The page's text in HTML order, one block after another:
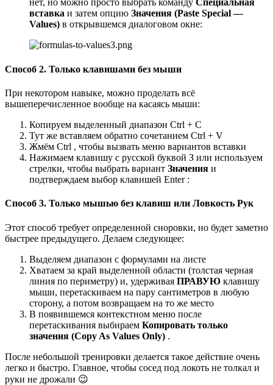
нет, но можно просто выбрать команду Специальная
вставка и затем опцию Значения (Paste Special —
Values) в открывшемся диалоговом окне:
Способ 2. Только клавишами без мыши
При некотором навыке, можно проделать всё
вышеперечисленное вообще на касаясь мыши:
Копируем выделенный диапазон Ctrl + C
Тут же вставляем обратно сочетанием Ctrl + V
Жмём Ctrl , чтобы вызвать меню вариантов вставки
Нажимаем клавишу с русской буквой З или используем
стрелки, чтобы выбрать вариант Значения и
подтверждаем выбор клавишей Enter :
Способ 3. Только мышью без клавиш или Ловкость Рук
Этот способ требует определенной сноровки, но будет заметно
быстрее предыдущего. Делаем следующее:
Выделяем диапазон с формулами на листе
Хватаем за край выделенной области (толстая черная
линия по периметру) и, удерживая ПРАВУЮ клавишу
мыши, перетаскиваем на пару сантиметров в любую
сторону, а потом возвращаем на то же место
В появившемся контекстном меню после
перетаскивания выбираем Копировать только
значения (Copy As Values Only) .
После небольшой тренировки делается такое действие очень
легко и быстро. Главное, чтобы сосед под локоть не толкал и
руки не дрожали 😉